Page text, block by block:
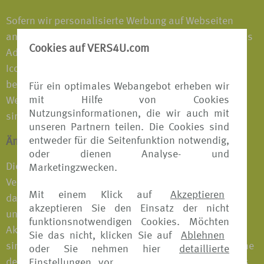
Cookies auf VERS4U.com
Für ein optimales Webangebot erheben wir
mit Hilfe von Cookies
Nutzungsinformationen, die wir auch mit
unseren Partnern teilen. Die Cookies sind
entweder für die Seitenfunktion notwendig,
oder dienen Analyse- und
Marketingzwecken.
Mit einem Klick auf
Akzeptieren
akzeptieren Sie den Einsatz der nicht
funktionsnotwendigen Cookies. Möchten
Sie das nicht, klicken Sie auf
Ablehnen
oder Sie nehmen hier
detaillierte
Sofern wir personalisierte Werbung auf Webseiten
anderer Unternehmen zeigen, wird normalerweise das
AdChoices-Icon angezeigt. Beim Anklicken dieses
Icons wird Ihnen eine spezielle Anleitung darüber
bereitgestellt, wie Sie ihre Einstellungen zu Online-
Werbung kontrollieren können. Mehr Informationen
sind auf der YourAdChoices-Webseite verfügbar.
Änderungen des Cookie-Hinweises
Dieser Cookie-Hinweis ersetzt alle vorherigen
Versionen. Wir dürfen den Hinweis jederzeit ändern,
daher prüfen Sie ihn bitte regelmäßig auf
unserer/unseren Webseite(n) hinsichtlich etwaiger
Aktualisierungen. Falls die Änderungen bedeutsam
sind, stellen wir auf unserer/unseren Webseite(n) eine